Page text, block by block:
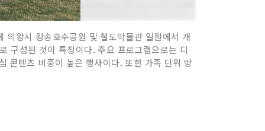
왕시 왕송호수공원 및 철도박물관 일원에서 개
구성된 것이 특징이다. 주요 프로그램으로는 디
콘텐츠 비중이 높은 행사이다. 또한 가족 단위 방